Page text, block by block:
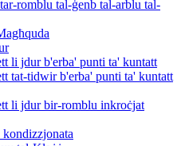
romblu tal-ġenb tal-arblu tal-
li jdur b'erba' punti ta' kuntatt
tat-tidwir b'erba' punti ta' kuntatt
li jdur bir-romblu inkroċjat